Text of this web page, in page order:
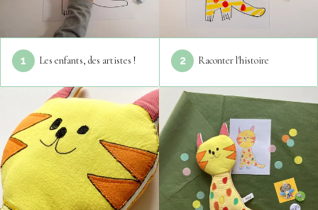
1 Les enfants, des artistes ! 2 Raconter l'histoire